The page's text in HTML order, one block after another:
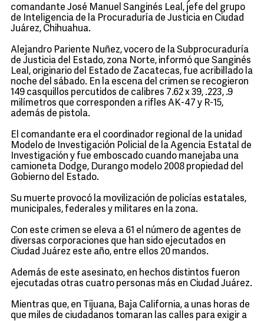
comandante José Manuel Sanginés Leal, jefe del grupo
de Inteligencia de la Procuraduría de Justicia en Ciudad
Juárez, Chihuahua.
Alejandro Pariente Nuñez, vocero de la Subprocuraduría
de Justicia del Estado, zona Norte, informó que Sanginés
Leal, originario del Estado de Zacatecas, fue acribillado la
noche del sábado. En la escena del crimen se recogieron
149 casquillos percutidos de calibres 7.62 x 39, .223, .9
milímetros que corresponden a rifles AK-47 y R-15,
además de pistola.
El comandante era el coordinador regional de la unidad
Modelo de Investigación Policial de la Agencia Estatal de
Investigación y fue emboscado cuando manejaba una
camioneta Dodge, Durango modelo 2008 propiedad del
Gobierno del Estado.
Su muerte provocó la movilización de policías estatales,
municipales, federales y militares en la zona.
Con este crimen se eleva a 61 el número de agentes de
diversas corporaciones que han sido ejecutados en
Ciudad Juárez este año, entre ellos 20 mandos.
Además de este asesinato, en hechos distintos fueron
ejecutadas otras cuatro personas más en Ciudad Juárez.
Mientras que, en Tijuana, Baja California, a unas horas de
que miles de ciudadanos tomaran las calles para exigir a